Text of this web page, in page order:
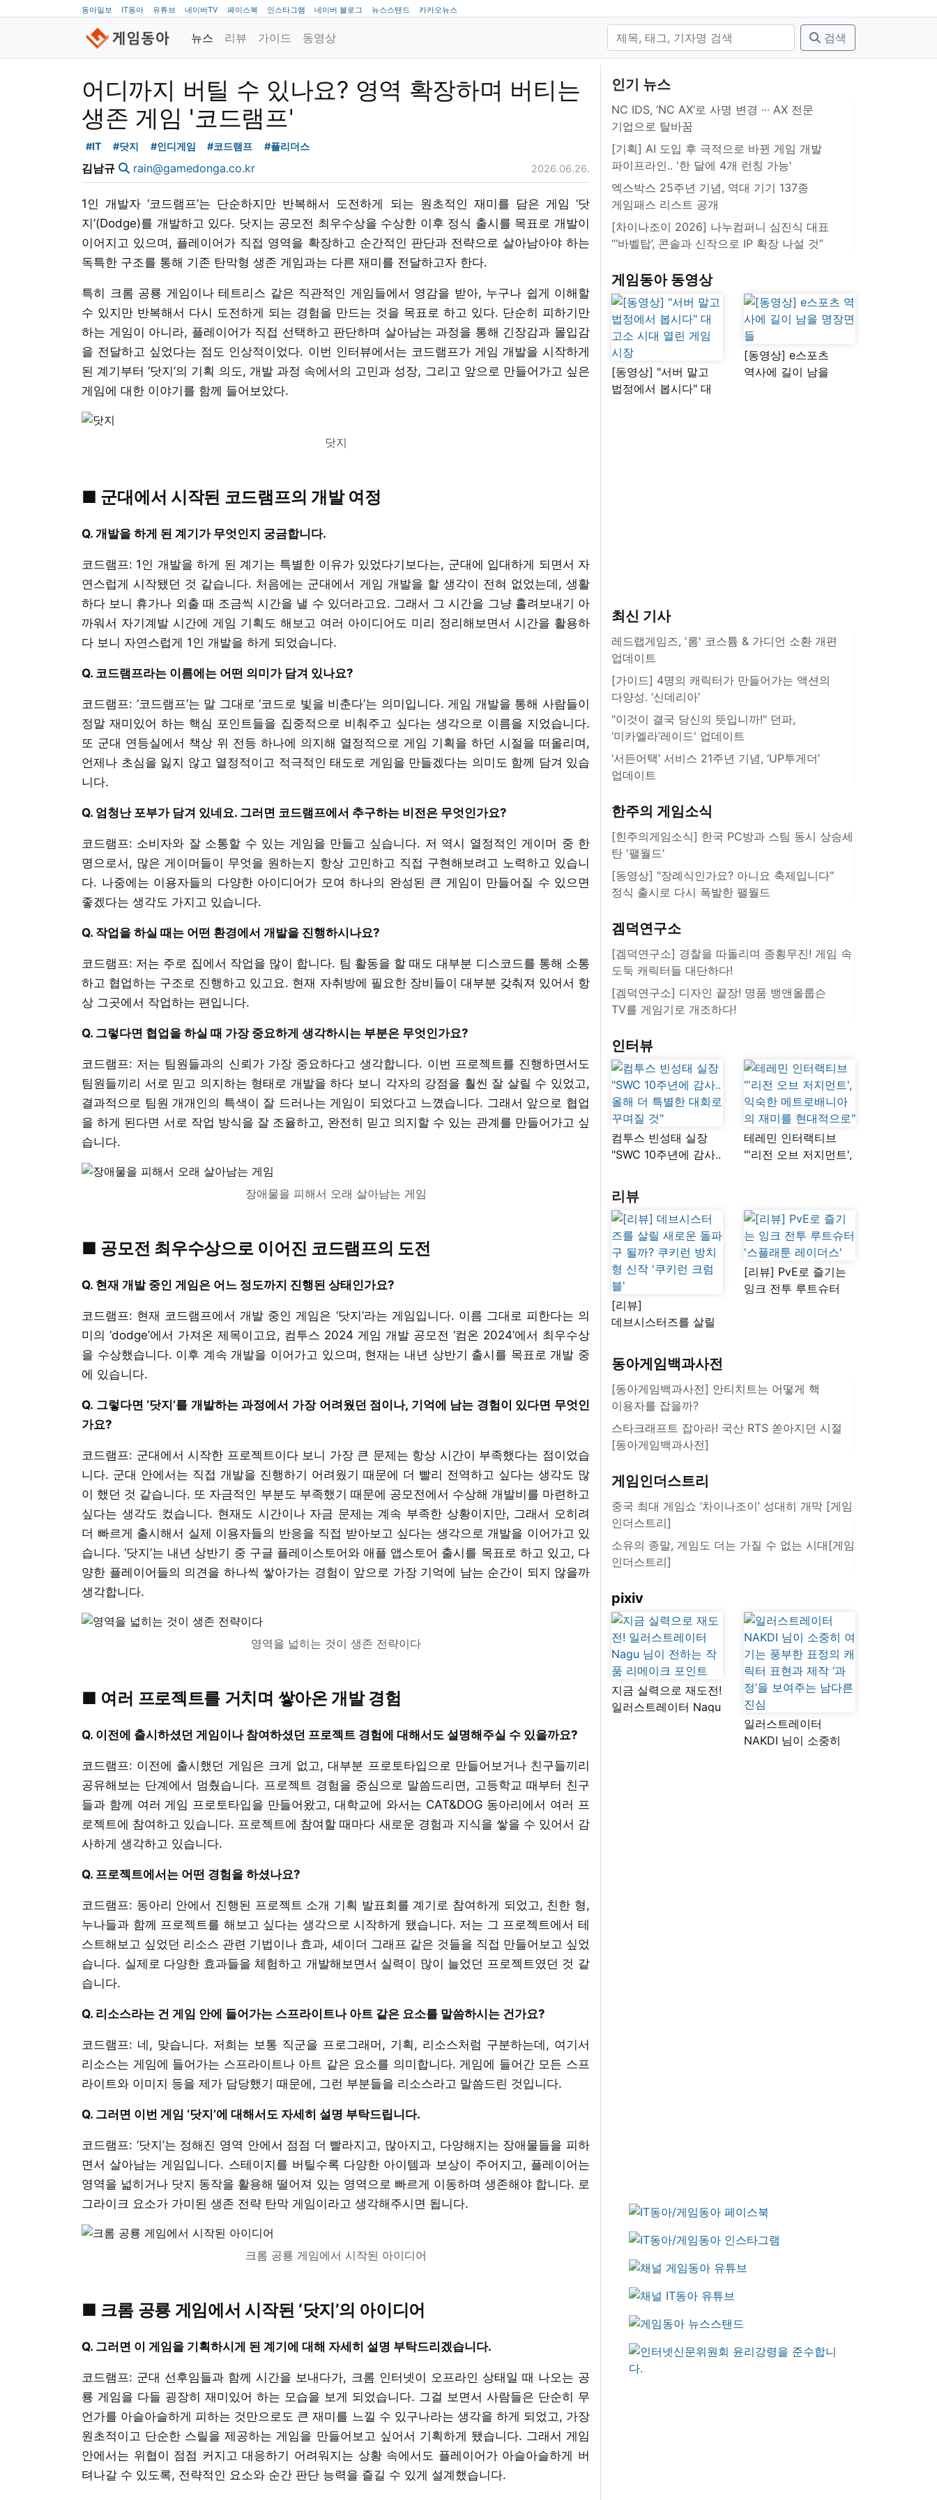
동아일보 IT동아 유튜브 네이버TV 페이스북 인스타그램 네이버 블로그 뉴스스탠드 카카오뉴스
뉴스 리뷰 가이드 동영상 검색
어디까지 버틸 수 있나요? 영역 확장하며 버티는
생존 게임 '코드램프'
#IT #닷지 #인디게임 #코드램프 #플리더스
김남규 rain@gamedonga.co.kr 2026.06.26.
1인 개발자 ‘코드램프’는 단순하지만 반복해서 도전하게 되는 원초적인 재미를 담은 게임 ‘닷
지’(Dodge)를 개발하고 있다. 닷지는 공모전 최우수상을 수상한 이후 정식 출시를 목표로 개발이
이어지고 있으며, 플레이어가 직접 영역을 확장하고 순간적인 판단과 전략으로 살아남아야 하는
독특한 구조를 통해 기존 탄막형 생존 게임과는 다른 재미를 전달하고자 한다.
특히 크롬 공룡 게임이나 테트리스 같은 직관적인 게임들에서 영감을 받아, 누구나 쉽게 이해할
수 있지만 반복해서 다시 도전하게 되는 경험을 만드는 것을 목표로 하고 있다. 단순히 피하기만
하는 게임이 아니라, 플레이어가 직접 선택하고 판단하며 살아남는 과정을 통해 긴장감과 몰입감
을 전달하고 싶었다는 점도 인상적이었다. 이번 인터뷰에서는 코드램프가 게임 개발을 시작하게
된 계기부터 ‘닷지’의 기획 의도, 개발 과정 속에서의 고민과 성장, 그리고 앞으로 만들어가고 싶은
게임에 대한 이야기를 함께 들어보았다.
닷지
■ 군대에서 시작된 코드램프의 개발 여정
Q. 개발을 하게 된 계기가 무엇인지 궁금합니다.
코드램프: 1인 개발을 하게 된 계기는 특별한 이유가 있었다기보다는, 군대에 입대하게 되면서 자
연스럽게 시작됐던 것 같습니다. 처음에는 군대에서 게임 개발을 할 생각이 전혀 없었는데, 생활
하다 보니 휴가나 외출 때 조금씩 시간을 낼 수 있더라고요. 그래서 그 시간을 그냥 흘려보내기 아
까워서 자기계발 시간에 게임 기획도 해보고 여러 아이디어도 미리 정리해보면서 시간을 활용하
다 보니 자연스럽게 1인 개발을 하게 되었습니다.
Q. 코드램프라는 이름에는 어떤 의미가 담겨 있나요?
코드램프: ‘코드램프’는 말 그대로 ‘코드로 빛을 비춘다’는 의미입니다. 게임 개발을 통해 사람들이
정말 재미있어 하는 핵심 포인트들을 집중적으로 비춰주고 싶다는 생각으로 이름을 지었습니다.
또 군대 연등실에서 책상 위 전등 하나에 의지해 열정적으로 게임 기획을 하던 시절을 떠올리며,
언제나 초심을 잃지 않고 열정적이고 적극적인 태도로 게임을 만들겠다는 의미도 함께 담겨 있습
니다.
Q. 엄청난 포부가 담겨 있네요. 그러면 코드램프에서 추구하는 비전은 무엇인가요?
코드램프: 소비자와 잘 소통할 수 있는 게임을 만들고 싶습니다. 저 역시 열정적인 게이머 중 한
명으로서, 많은 게이머들이 무엇을 원하는지 항상 고민하고 직접 구현해보려고 노력하고 있습니
다. 나중에는 이용자들의 다양한 아이디어가 모여 하나의 완성된 큰 게임이 만들어질 수 있으면
좋겠다는 생각도 가지고 있습니다.
Q. 작업을 하실 때는 어떤 환경에서 개발을 진행하시나요?
코드램프: 저는 주로 집에서 작업을 많이 합니다. 팀 활동을 할 때도 대부분 디스코드를 통해 소통
하고 협업하는 구조로 진행하고 있고요. 현재 자취방에 필요한 장비들이 대부분 갖춰져 있어서 항
상 그곳에서 작업하는 편입니다.
Q. 그렇다면 협업을 하실 때 가장 중요하게 생각하시는 부분은 무엇인가요?
코드램프: 저는 팀원들과의 신뢰가 가장 중요하다고 생각합니다. 이번 프로젝트를 진행하면서도
팀원들끼리 서로 믿고 의지하는 형태로 개발을 하다 보니 각자의 강점을 훨씬 잘 살릴 수 있었고,
결과적으로 팀원 개개인의 특색이 잘 드러나는 게임이 되었다고 느꼈습니다. 그래서 앞으로 협업
을 하게 된다면 서로 작업 방식을 잘 조율하고, 완전히 믿고 의지할 수 있는 관계를 만들어가고 싶
습니다.
장애물을 피해서 오래 살아남는 게임
■ 공모전 최우수상으로 이어진 코드램프의 도전
Q. 현재 개발 중인 게임은 어느 정도까지 진행된 상태인가요?
코드램프: 현재 코드램프에서 개발 중인 게임은 ‘닷지’라는 게임입니다. 이름 그대로 피한다는 의
미의 ‘dodge’에서 가져온 제목이고요, 컴투스 2024 게임 개발 공모전 ‘컴온 2024’에서 최우수상
을 수상했습니다. 이후 계속 개발을 이어가고 있으며, 현재는 내년 상반기 출시를 목표로 개발 중
에 있습니다.
Q. 그렇다면 ‘닷지’를 개발하는 과정에서 가장 어려웠던 점이나, 기억에 남는 경험이 있다면 무엇인
가요?
코드램프: 군대에서 시작한 프로젝트이다 보니 가장 큰 문제는 항상 시간이 부족했다는 점이었습
니다. 군대 안에서는 직접 개발을 진행하기 어려웠기 때문에 더 빨리 전역하고 싶다는 생각도 많
이 했던 것 같습니다. 또 자금적인 부분도 부족했기 때문에 공모전에서 수상해 개발비를 마련하고
싶다는 생각도 컸습니다. 현재도 시간이나 자금 문제는 계속 부족한 상황이지만, 그래서 오히려
더 빠르게 출시해서 실제 이용자들의 반응을 직접 받아보고 싶다는 생각으로 개발을 이어가고 있
습니다. ‘닷지’는 내년 상반기 중 구글 플레이스토어와 애플 앱스토어 출시를 목표로 하고 있고, 다
양한 플레이어들의 의견을 하나씩 쌓아가는 경험이 앞으로 가장 기억에 남는 순간이 되지 않을까
생각합니다.
영역을 넓히는 것이 생존 전략이다
■ 여러 프로젝트를 거치며 쌓아온 개발 경험
Q. 이전에 출시하셨던 게임이나 참여하셨던 프로젝트 경험에 대해서도 설명해주실 수 있을까요?
코드램프: 이전에 출시했던 게임은 크게 없고, 대부분 프로토타입으로 만들어보거나 친구들끼리
공유해보는 단계에서 멈췄습니다. 프로젝트 경험을 중심으로 말씀드리면, 고등학교 때부터 친구
들과 함께 여러 게임 프로토타입을 만들어왔고, 대학교에 와서는 CAT&DOG 동아리에서 여러 프
로젝트에 참여하고 있습니다. 프로젝트에 참여할 때마다 새로운 경험과 지식을 쌓을 수 있어서 감
사하게 생각하고 있습니다.
Q. 프로젝트에서는 어떤 경험을 하셨나요?
코드램프: 동아리 안에서 진행된 프로젝트 소개 기획 발표회를 계기로 참여하게 되었고, 친한 형,
누나들과 함께 프로젝트를 해보고 싶다는 생각으로 시작하게 됐습니다. 저는 그 프로젝트에서 테
스트해보고 싶었던 리소스 관련 기법이나 효과, 셰이더 그래프 같은 것들을 직접 만들어보고 싶었
습니다. 실제로 다양한 효과들을 체험하고 개발해보면서 실력이 많이 늘었던 프로젝트였던 것 같
습니다.
Q. 리소스라는 건 게임 안에 들어가는 스프라이트나 아트 같은 요소를 말씀하시는 건가요?
코드램프: 네, 맞습니다. 저희는 보통 직군을 프로그래머, 기획, 리소스처럼 구분하는데, 여기서
리소스는 게임에 들어가는 스프라이트나 아트 같은 요소를 의미합니다. 게임에 들어간 모든 스프
라이트와 이미지 등을 제가 담당했기 때문에, 그런 부분들을 리소스라고 말씀드린 것입니다.
Q. 그러면 이번 게임 ‘닷지’에 대해서도 자세히 설명 부탁드립니다.
코드램프: ‘닷지’는 정해진 영역 안에서 점점 더 빨라지고, 많아지고, 다양해지는 장애물들을 피하
면서 살아남는 게임입니다. 스테이지를 버틸수록 다양한 아이템과 보상이 주어지고, 플레이어는
영역을 넓히거나 닷지 동작을 활용해 떨어져 있는 영역으로 빠르게 이동하며 생존해야 합니다. 로
그라이크 요소가 가미된 생존 전략 탄막 게임이라고 생각해주시면 됩니다.
크롬 공룡 게임에서 시작된 아이디어
■ 크롬 공룡 게임에서 시작된 ‘닷지’의 아이디어
Q. 그러면 이 게임을 기획하시게 된 계기에 대해 자세히 설명 부탁드리겠습니다.
코드램프: 군대 선후임들과 함께 시간을 보내다가, 크롬 인터넷이 오프라인 상태일 때 나오는 공
룡 게임을 다들 굉장히 재미있어 하는 모습을 보게 되었습니다. 그걸 보면서 사람들은 단순히 무
언가를 아슬아슬하게 피하는 것만으로도 큰 재미를 느낄 수 있구나라는 생각을 하게 되었고, 가장
원초적이고 단순한 스릴을 제공하는 게임을 만들어보고 싶어서 기획하게 됐습니다. 그래서 게임
안에서는 위협이 점점 커지고 대응하기 어려워지는 상황 속에서도 플레이어가 아슬아슬하게 버
텨나갈 수 있도록, 전략적인 요소와 순간 판단 능력을 즐길 수 있게 설계했습니다.
인기 뉴스
NC IDS, ‘NC AX’로 사명 변경 ∙∙∙ AX 전문
기업으로 탈바꿈
[기획] AI 도입 후 극적으로 바뀐 게임 개발
파이프라인.. '한 달에 4개 런칭 가능'
엑스박스 25주년 기념, 역대 기기 137종
게임패스 리스트 공개
[차이나조이 2026] 나누컴퍼니 심진식 대표
“‘바벨탑’, 콘솔과 신작으로 IP 확장 나설 것”
게임동아 동영상
[동영상] "서버 말고
법정에서 봅시다" 대
[동영상] e스포츠
역사에 길이 남을
최신 기사
레드랩게임즈, '롬' 코스튬 & 가디언 소환 개편
업데이트
[가이드] 4명의 캐릭터가 만들어가는 액션의
다양성. ‘신데리아’
"이것이 결국 당신의 뜻입니까!" 던파,
‘미카엘라’레이드' 업데이트
‘서든어택’ 서비스 21주년 기념, ‘UP투게더’
업데이트
한주의 게임소식
[힌주의게임소식] 한국 PC방과 스팀 동시 상승세
탄 '팰월드'
[동영상] "장례식인가요? 아니요 축제입니다"
정식 출시로 다시 폭발한 팰월드
겜덕연구소
[겜덕연구소] 경찰을 따돌리며 종횡무진! 게임 속
도둑 캐릭터들 대단하다!
[겜덕연구소] 디자인 끝장! 명품 뱅앤올룹슨
TV를 게임기로 개조하다!
인터뷰
컴투스 빈성태 실장
"SWC 10주년에 감사..
꾸며질 것"
테레민 인터랙티브
"'리전 오브 저지먼트',
리뷰
[리뷰]
데브시스터즈를 살릴
쿠키런 방치형 신작
'쿠키런 크럼블'
[리뷰] PvE로 즐기는
잉크 전투 루트슈터
동아게임백과사전
[동아게임백과사전] 안티치트는 어떻게 핵
이용자를 잡을까?
스타크래프트 잡아라! 국산 RTS 쏟아지던 시절
[동아게임백과사전]
게임인더스트리
중국 최대 게임쇼 ‘차이나조이’ 성대히 개막 [게임
인더스트리]
소유의 종말, 게임도 더는 가질 수 없는 시대[게임
인더스트리]
pixiv
지금 실력으로 재도전!
일러스트레이터 Nagu
일러스트레이터
NAKDI 님이 소중히